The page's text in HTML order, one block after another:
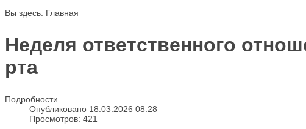
Вы здесь: Главная
Неделя ответственного
рта
Подробности
Опубликовано 18.03.2026 08:28
Просмотров: 421